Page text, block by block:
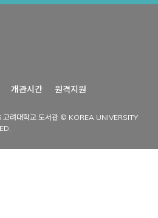
개관시간 원격지원
려대학교 도서관 © KOREA UNIVERSITY
window
a new window